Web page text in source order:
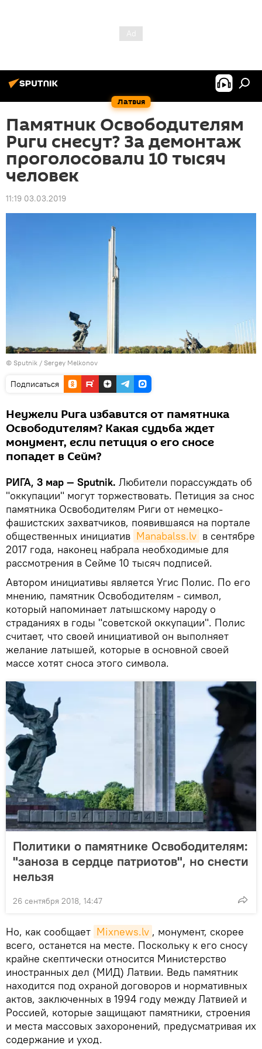
Латвия
Памятник Освободителям
Риги снесут? За демонтаж
проголосовали 10 тысяч
человек
11:19 03.03.2019
© Sputnik / Sergey Melkonov
Подписаться
Неужели Рига избавится от памятника
Освободителям? Какая судьба ждет
монумент, если петиция о его сносе
попадет в Сейм?
РИГА, 3 мар — Sputnik. Любители порассуждать об
"оккупации" могут торжествовать. Петиция за снос
памятника Освободителям Риги от немецко-
фашистских захватчиков, появившаяся на портале
общественных инициатив Manabalss.lv в сентябре
2017 года, наконец набрала необходимые для
рассмотрения в Сейме 10 тысяч подписей.
Автором инициативы является Угис Полис. По его
мнению, памятник Освободителям - символ,
который напоминает латышскому народу о
страданиях в годы "советской оккупации". Полис
считает, что своей инициативой он выполняет
желание латышей, которые в основной своей
массе хотят сноса этого символа.
Политики о памятнике Освободителям:
"заноза в сердце патриотов", но снести
нельзя
26 сентября 2018, 14:47
Но, как сообщает Mixnews.lv , монумент, скорее
всего, останется на месте. Поскольку к его сносу
крайне скептически относится Министерство
иностранных дел (МИД) Латвии. Ведь памятник
находится под охраной договоров и нормативных
актов, заключенных в 1994 году между Латвией и
Россией, которые защищают памятники, строения
и места массовых захоронений, предусматривая их
содержание и уход.